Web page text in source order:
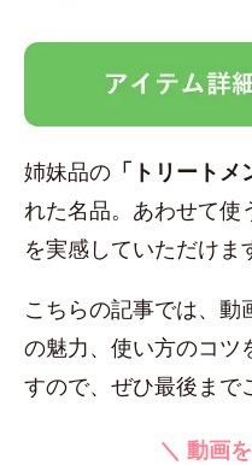
姉妹品の 「トリートメ
れた名品。あわせて使
を実感していただけま
こちらの記事では、動
の魅力、使い方のコツ
すので、ぜひ最後まで
＼ 動画